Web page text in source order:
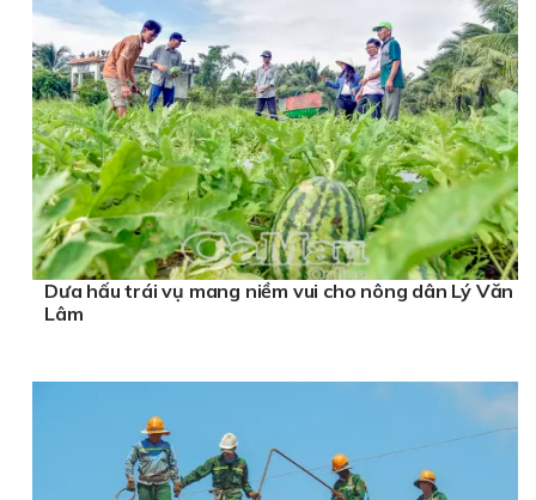
Dưa hấu trái vụ mang niềm vui cho nông dân Lý Văn
Lâm